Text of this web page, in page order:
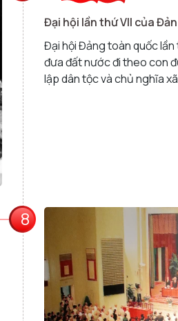
Đại hội lần thứ VII của
Đại hội Đảng toàn quốc
đưa đất nước đi theo con
lập dân tộc và chủ nghĩa
8